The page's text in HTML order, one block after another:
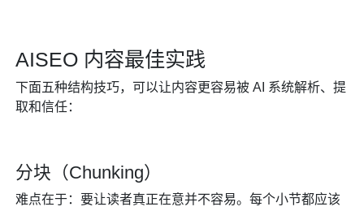
AISEO 内容最佳实践
下面五种结构技巧，可以让内容更容易被 AI 系统解析、提
取和信任：
分块（Chunking）
难点在于：要让读者真正在意并不容易。每个小节都应该